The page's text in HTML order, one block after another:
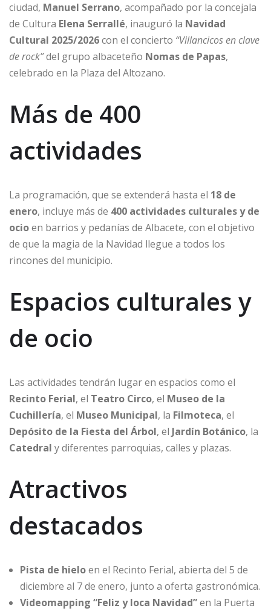
ciudad, Manuel Serrano, acompañado por la concejala
de Cultura Elena Serrallé, inauguró la Navidad
Cultural 2025/2026con el concierto “Villancicos en clave
de rock”del grupo albaceteño Nomas de Papas,
celebrado en la Plaza del Altozano.
Más de 400
actividades
La programación, que se extenderá hasta el 18 de
enero, incluye más de 400 actividades culturales y de
ocioen barrios y pedanías de Albacete, con el objetivo
de que la magia de la Navidad llegue a todos los
rincones del municipio.
Espacios culturales y
de ocio
Las actividades tendrán lugar en espacios como el
Recinto Ferial, el Teatro Circo, el Museo de la
Cuchillería, el Museo Municipal, la Filmoteca, el
Depósito de la Fiesta del Árbol, el Jardín Botánico, la
Catedral y diferentes parroquias, calles y plazas.
Atractivos
destacados
Pista de hieloen el Recinto Ferial, abierta del 5 de
diciembre al 7 de enero, junto a oferta gastronómica.
Videomapping “Feliz y loca Navidad”en la Puerta